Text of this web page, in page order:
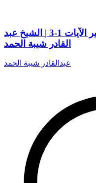
تفسير سورة التوبة (1) تفسير الآيات 1-3 | الشيخ عبد
القادر شيبة الحمد
عبدالقادر شيبة الحمد